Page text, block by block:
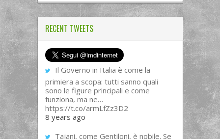
RECENT TWEETS
Il Governo in Italia è come la
primiera a scopa: tutti sanno quali
sono le figure principali e come
funziona, ma ne…
https://t.co/armLfZz3D2
8 years ago
Tajani, come Gentiloni, è nobile. Se